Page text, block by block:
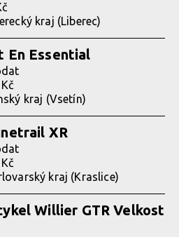
kraj (Liberec)
En Essential
kraj (Vsetín)
XR
kraj (Kraslice)
Willier GTR Velkost